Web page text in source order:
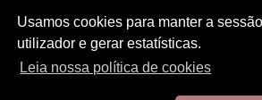
Usamos cookies para manter a
utilizador e gerar estatísticas.
Leia nossa política de cookies
Política de privacidade
Política de Segurança Infantil